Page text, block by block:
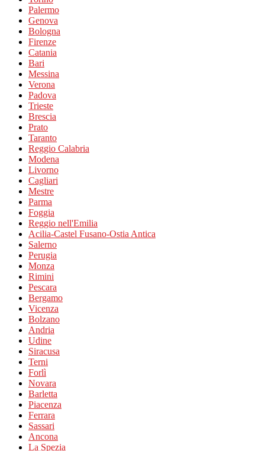
Palermo
Genova
Bologna
Firenze
Catania
Bari
Messina
Verona
Padova
Trieste
Brescia
Prato
Taranto
Reggio Calabria
Modena
Livorno
Cagliari
Mestre
Parma
Foggia
Reggio nell'Emilia
Acilia-Castel Fusano-Ostia Antica
Salerno
Perugia
Monza
Rimini
Pescara
Bergamo
Vicenza
Bolzano
Andria
Udine
Siracusa
Terni
Forlì
Novara
Barletta
Piacenza
Ferrara
Sassari
Ancona
La Spezia